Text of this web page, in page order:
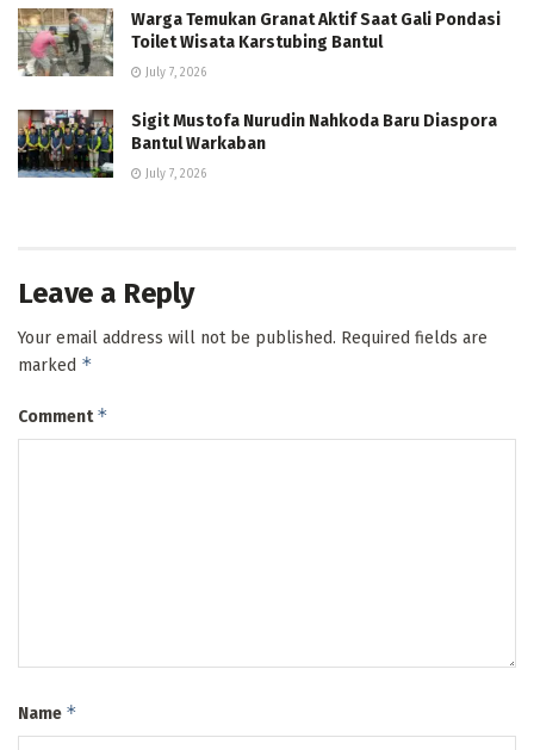
Warga Temukan Granat Aktif Saat Gali Pondasi
Toilet Wisata Karstubing Bantul
July 7, 2026
Sigit Mustofa Nurudin Nahkoda Baru Diaspora
Bantul Warkaban
July 7, 2026
Leave a Reply
Your email address will not be published. Required fields are
marked *
Comment*
Name *